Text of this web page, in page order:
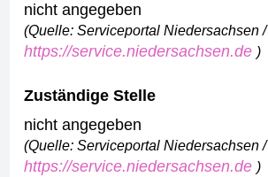
nicht angegeben
(Quelle: Serviceportal Niedersachsen /
https://service.niedersachsen.de )
Zuständige Stelle
nicht angegeben
(Quelle: Serviceportal Niedersachsen /
https://service.niedersachsen.de )